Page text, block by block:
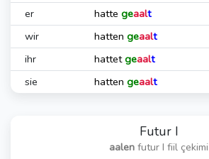
er
hatte geaalt
wir
hatten geaalt
ihr
hattetgeaalt
sie
hatten geaalt
Futur I
aalen futur I fiil çekimi